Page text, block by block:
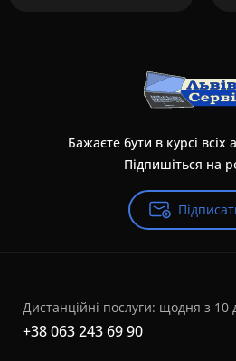
Бажаєте бути в курсі всіх
Підпишіться на
Дистанційні послуги: щодня з 10
+38 063 243 69 90